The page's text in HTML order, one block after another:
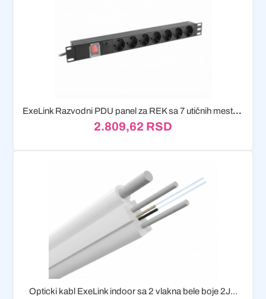
ExeLink Razvodni PDU panel za REK sa 7 utičnih mesta...
2.809,62 RSD
Opticki kabl ExeLink indoor sa 2 vlakna bele boje 2J...